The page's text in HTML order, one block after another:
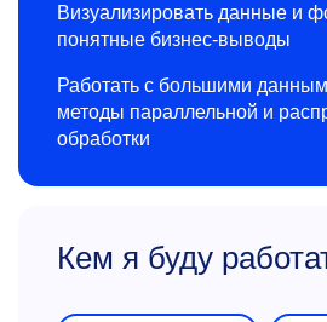
Визуализировать данные и
понятные бизнес-выводы
Работать с большими
методы параллельной и
обработки
Кем я буду